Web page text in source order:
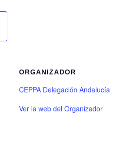
ORGANIZADOR
CEPPA Delegación Andalucía
Ver la web del Organizador